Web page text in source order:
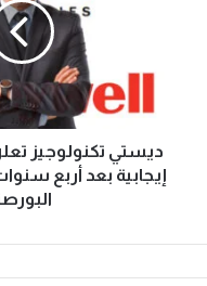
ز
ديستي تكنولوجيز
إيجابية بعد أربع